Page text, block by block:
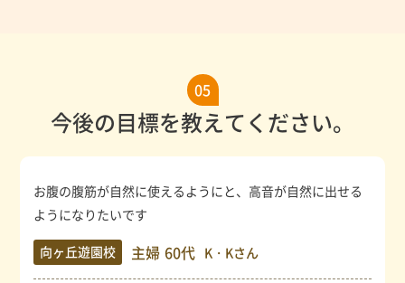
05
今後の目標を教えてください。
お腹の腹筋が自然に使えるようにと、高音が自然に出せる
ようになりたいです
向ヶ丘遊園校 主婦 60代 K・Kさん